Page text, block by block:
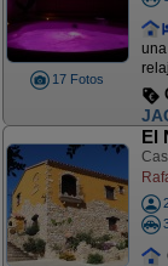
17 Fotos
El